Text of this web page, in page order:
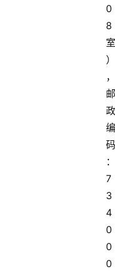
0
8
室
）
，
邮
政
编
码
：
7
3
4
0
0
0